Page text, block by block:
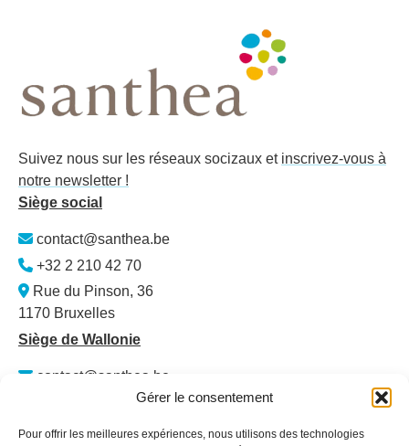
Gérer le consentement
Pour offrir les meilleures expériences, nous utilisons des technologies
Suivez nous sur les réseaux socizaux et inscrivez-vous à
notre newsletter !
Siège social
contact@santhea.be
+32 2 210 42 70
Rue du Pinson, 36
1170 Bruxelles
Siège de Wallonie
contact@santhea.be
Namur Office Park